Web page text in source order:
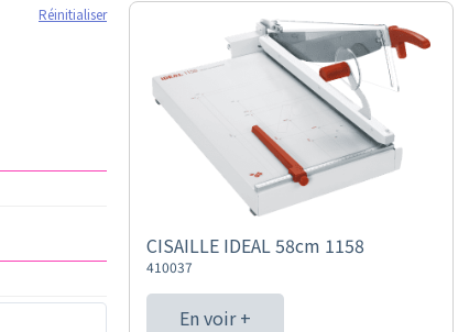
Réinitialiser
CISAILLE IDEAL 58cm 1158
410037
En voir +